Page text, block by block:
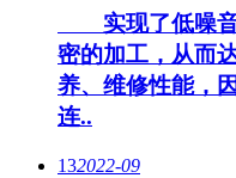
实现了低噪音
密的加工，从而
养、维修性能，
连..
132022-09